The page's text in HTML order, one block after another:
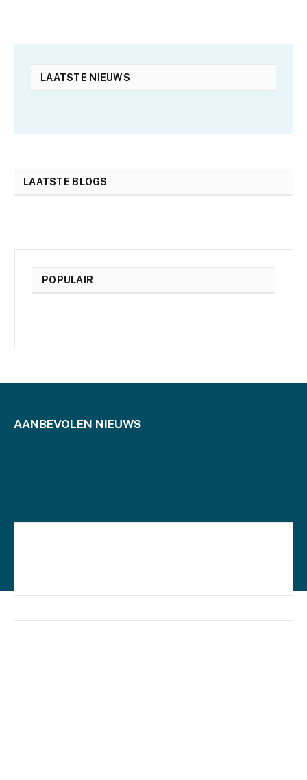
LAATSTE NIEUWS
LAATSTE BLOGS
POPULAIR
AANBEVOLEN NIEUWS